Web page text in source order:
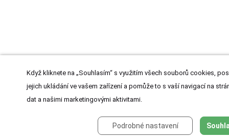
Když kliknete na „Souhlasím“ s využitím všech souborů cookies,
jejich ukládání ve vašem zařízení a pomůže to s vaší navigací na
dat a našimi marketingovými aktivitami.
Podrobné nastavení